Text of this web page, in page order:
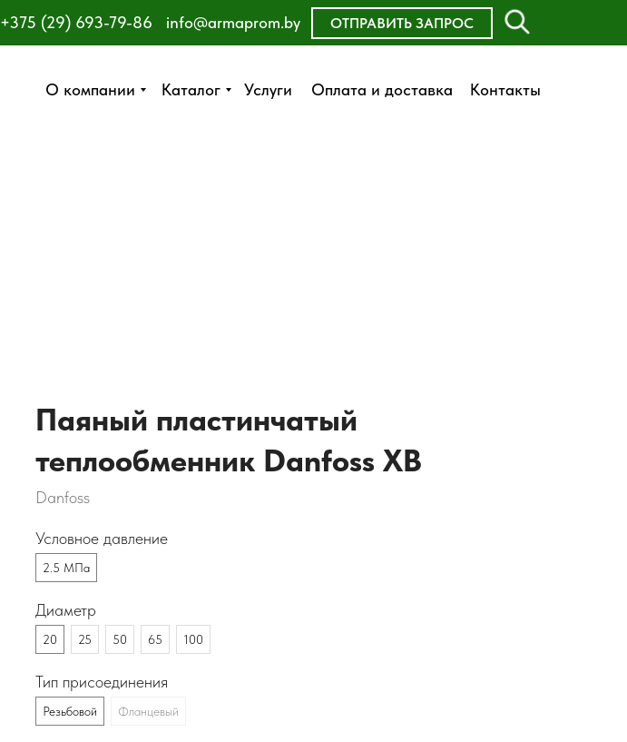
О компании Каталог Услуги Оплата и доставка Контакты
+375 (29) 693-79-86 ОТПРАВИТЬ ЗАПРОС
info@armaprom.by
О компании Каталог Услуги Оплата и доставка Контакты
ОСТАВИТЬ ЗАЯВКУ
ЗАКАЗАТЬ ЗВОНОК
Паяный пластинчатый
теплообменник Danfoss XB
Danfoss
Условное давление
2.5 МПа
Диаметр
20 25 50 65 100
Тип присоединения
Резьбовой Фланцевый